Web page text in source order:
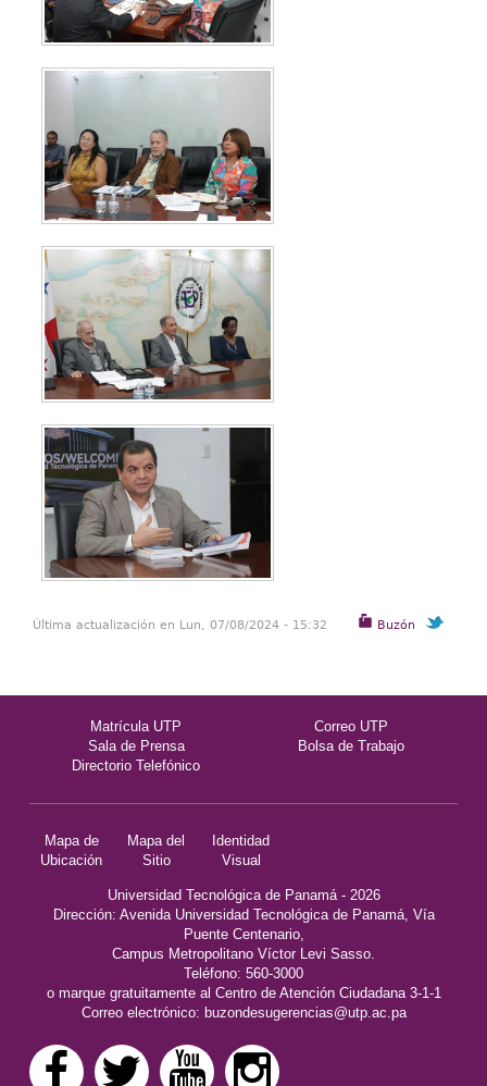
Buzón
Última actualización en Lun, 07/08/2024 - 15:32
Matrícula UTP
Correo UTP
Sala de Prensa
Bolsa de Trabajo
Directorio Telefónico
Mapa de
Ubicación
Mapa del
Sitio
Identidad
Visual
Universidad Tecnológica de Panamá - 2026
Dirección: Avenida Universidad Tecnológica de Panamá, Vía
Puente Centenario,
Campus Metropolitano Víctor Levi Sasso.
Teléfono: 560-3000
o marque gratuitamente al Centro de Atención Ciudadana 3-1-1
Correo electrónico: buzondesugerencias@utp.ac.pa